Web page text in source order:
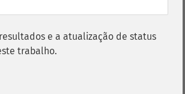
e a atualização de status
trabalho.